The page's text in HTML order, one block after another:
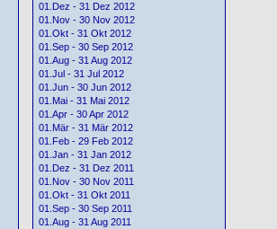
01.Dez - 31 Dez 2012
01.Nov - 30 Nov 2012
01.Okt - 31 Okt 2012
01.Sep - 30 Sep 2012
01.Aug - 31 Aug 2012
01.Jul - 31 Jul 2012
01.Jun - 30 Jun 2012
01.Mai - 31 Mai 2012
01.Apr - 30 Apr 2012
01.Mär - 31 Mär 2012
01.Feb - 29 Feb 2012
01.Jan - 31 Jan 2012
01.Dez - 31 Dez 2011
01.Nov - 30 Nov 2011
01.Okt - 31 Okt 2011
01.Sep - 30 Sep 2011
01.Aug - 31 Aug 2011